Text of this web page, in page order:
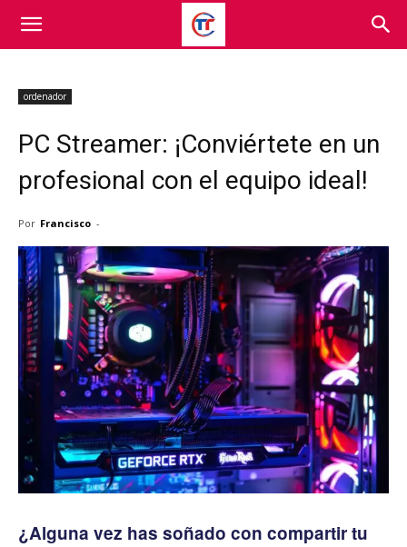
ordenador
PC Streamer: ¡Conviértete en un
profesional con el equipo ideal!
Por Francisco -
¿Alguna vez has soñado con compartir tu